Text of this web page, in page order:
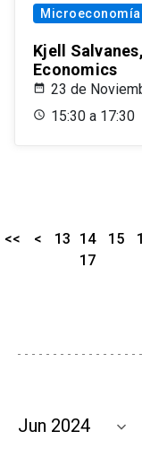
Kjell
Economics
23 de
15:30 a 17:30
<< < 13 14 15
17